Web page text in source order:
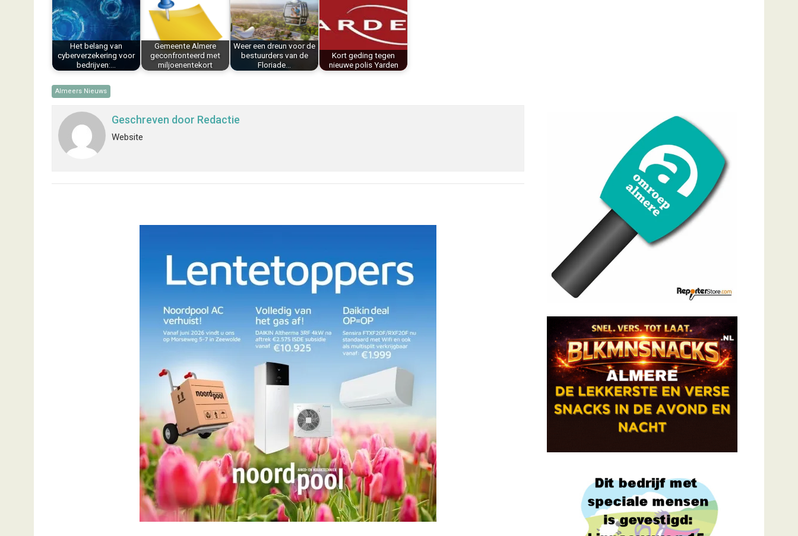
o
o
k
r
e
t
d
I
n
A
p
Het belang van
cyberverzekering voor
bedrijven:…
Gemeente Almere
geconfronteerd met
miljoenentekort
Weer een dreun voor de
bestuurders van de
Floriade…
Kort geding tegen
nieuwe polis Yarden
Almeers Nieuws
Geschreven door Redactie
Website